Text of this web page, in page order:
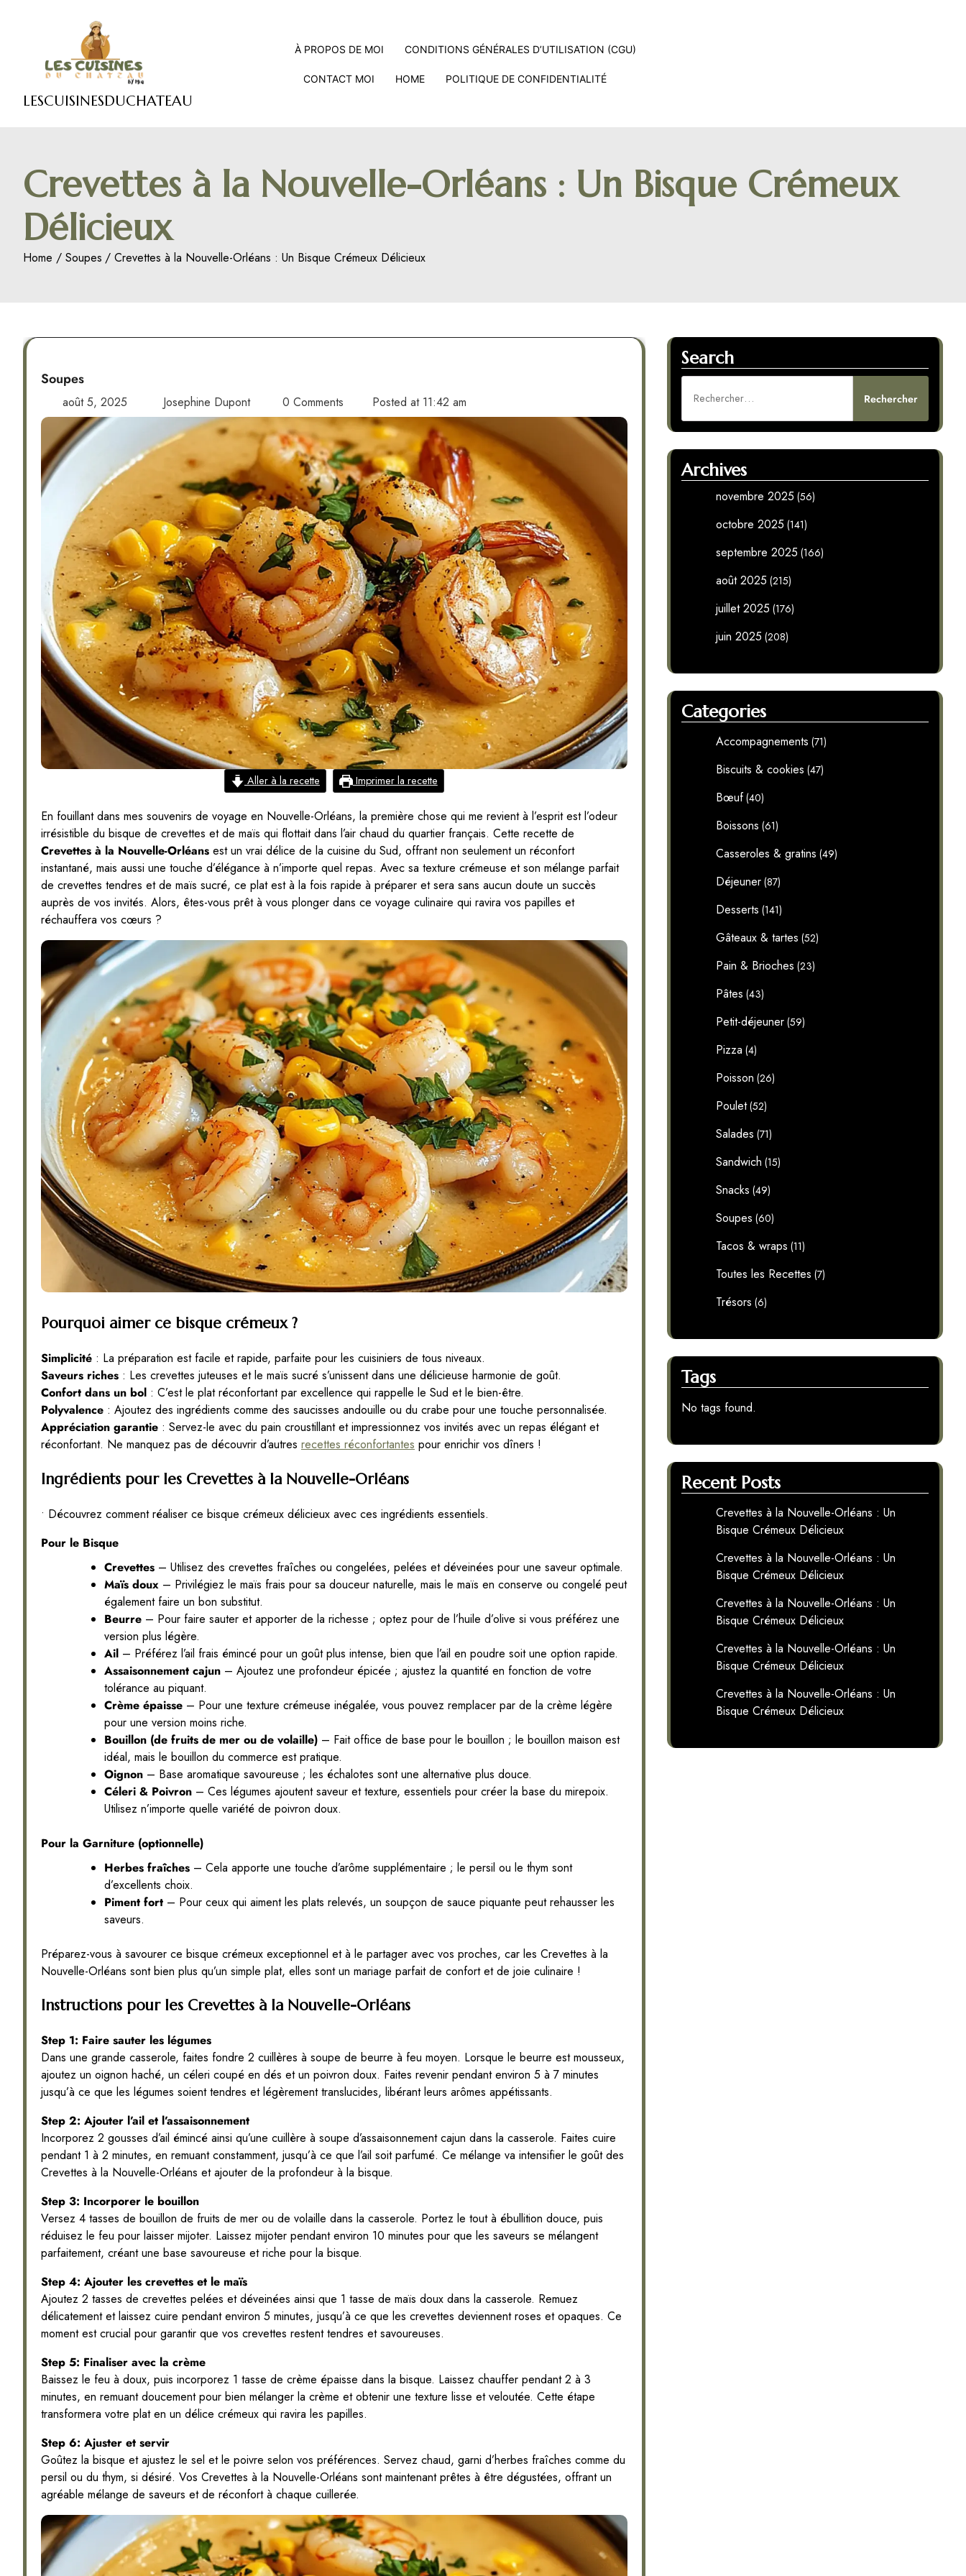
LESCUISINESDUCHATEAU
À PROPOS DE MOI CONDITIONS GÉNÉRALES D’UTILISATION (CGU)
CONTACT MOI HOME POLITIQUE DE CONFIDENTIALITÉ
Crevettes à la Nouvelle-Orléans : Un Bisque Crémeux
Délicieux
Home Soupes Crevettes à la Nouvelle-Orléans : Un Bisque Crémeux Délicieux
Soupes
août 5, 2025 Josephine Dupont 0 Comments Posted at 11:42 am
Aller à la recette Imprimer la recette
En fouillant dans mes souvenirs de voyage en Nouvelle-Orléans, la première chose qui me revient à l’esprit est l’odeur
irrésistible du bisque de crevettes et de maïs qui flottait dans l’air chaud du quartier français. Cette recette de
Crevettes à la Nouvelle-Orléans est un vrai délice de la cuisine du Sud, offrant non seulement un réconfort
instantané, mais aussi une touche d’élégance à n’importe quel repas. Avec sa texture crémeuse et son mélange parfait
de crevettes tendres et de maïs sucré, ce plat est à la fois rapide à préparer et sera sans aucun doute un succès
auprès de vos invités. Alors, êtes-vous prêt à vous plonger dans ce voyage culinaire qui ravira vos papilles et
réchauffera vos cœurs ?
Pourquoi aimer ce bisque crémeux ?
Simplicité : La préparation est facile et rapide, parfaite pour les cuisiniers de tous niveaux.
Saveurs riches : Les crevettes juteuses et le maïs sucré s’unissent dans une délicieuse harmonie de goût.
Confort dans un bol : C’est le plat réconfortant par excellence qui rappelle le Sud et le bien-être.
Polyvalence : Ajoutez des ingrédients comme des saucisses andouille ou du crabe pour une touche personnalisée.
Appréciation garantie : Servez-le avec du pain croustillant et impressionnez vos invités avec un repas élégant et
réconfortant. Ne manquez pas de découvrir d’autres recettes réconfortantes pour enrichir vos dîners !
Ingrédients pour les Crevettes à la Nouvelle-Orléans
• Découvrez comment réaliser ce bisque crémeux délicieux avec ces ingrédients essentiels.
Pour le Bisque
Crevettes – Utilisez des crevettes fraîches ou congelées, pelées et déveinées pour une saveur optimale.
Maïs doux – Privilégiez le maïs frais pour sa douceur naturelle, mais le maïs en conserve ou congelé peut
également faire un bon substitut.
Beurre – Pour faire sauter et apporter de la richesse ; optez pour de l’huile d’olive si vous préférez une
version plus légère.
Ail – Préférez l’ail frais émincé pour un goût plus intense, bien que l’ail en poudre soit une option rapide.
Assaisonnement cajun – Ajoutez une profondeur épicée ; ajustez la quantité en fonction de votre
tolérance au piquant.
Crème épaisse – Pour une texture crémeuse inégalée, vous pouvez remplacer par de la crème légère
pour une version moins riche.
Bouillon (de fruits de mer ou de volaille) – Fait office de base pour le bouillon ; le bouillon maison est
idéal, mais le bouillon du commerce est pratique.
Oignon – Base aromatique savoureuse ; les échalotes sont une alternative plus douce.
Céleri & Poivron – Ces légumes ajoutent saveur et texture, essentiels pour créer la base du mirepoix.
Utilisez n’importe quelle variété de poivron doux.
Pour la Garniture (optionnelle)
Herbes fraîches – Cela apporte une touche d’arôme supplémentaire ; le persil ou le thym sont
d’excellents choix.
Piment fort – Pour ceux qui aiment les plats relevés, un soupçon de sauce piquante peut rehausser les
saveurs.
Préparez-vous à savourer ce bisque crémeux exceptionnel et à le partager avec vos proches, car les Crevettes à la
Nouvelle-Orléans sont bien plus qu’un simple plat, elles sont un mariage parfait de confort et de joie culinaire !
Instructions pour les Crevettes à la Nouvelle-Orléans
Step 1: Faire sauter les légumes
Dans une grande casserole, faites fondre 2 cuillères à soupe de beurre à feu moyen. Lorsque le beurre est mousseux,
ajoutez un oignon haché, un céleri coupé en dés et un poivron doux. Faites revenir pendant environ 5 à 7 minutes
jusqu’à ce que les légumes soient tendres et légèrement translucides, libérant leurs arômes appétissants.
Step 2: Ajouter l’ail et l’assaisonnement
Incorporez 2 gousses d’ail émincé ainsi qu’une cuillère à soupe d’assaisonnement cajun dans la casserole. Faites cuire
pendant 1 à 2 minutes, en remuant constamment, jusqu’à ce que l’ail soit parfumé. Ce mélange va intensifier le goût des
Crevettes à la Nouvelle-Orléans et ajouter de la profondeur à la bisque.
Step 3: Incorporer le bouillon
Versez 4 tasses de bouillon de fruits de mer ou de volaille dans la casserole. Portez le tout à ébullition douce, puis
réduisez le feu pour laisser mijoter. Laissez mijoter pendant environ 10 minutes pour que les saveurs se mélangent
parfaitement, créant une base savoureuse et riche pour la bisque.
Step 4: Ajouter les crevettes et le maïs
Ajoutez 2 tasses de crevettes pelées et déveinées ainsi que 1 tasse de maïs doux dans la casserole. Remuez
délicatement et laissez cuire pendant environ 5 minutes, jusqu’à ce que les crevettes deviennent roses et opaques. Ce
moment est crucial pour garantir que vos crevettes restent tendres et savoureuses.
Step 5: Finaliser avec la crème
Baissez le feu à doux, puis incorporez 1 tasse de crème épaisse dans la bisque. Laissez chauffer pendant 2 à 3
minutes, en remuant doucement pour bien mélanger la crème et obtenir une texture lisse et veloutée. Cette étape
transformera votre plat en un délice crémeux qui ravira les papilles.
Step 6: Ajuster et servir
Goûtez la bisque et ajustez le sel et le poivre selon vos préférences. Servez chaud, garni d’herbes fraîches comme du
persil ou du thym, si désiré. Vos Crevettes à la Nouvelle-Orléans sont maintenant prêtes à être dégustées, offrant un
agréable mélange de saveurs et de réconfort à chaque cuillerée.
Search
Archives
novembre 2025 (56)
octobre 2025 (141)
septembre 2025 (166)
août 2025 (215)
juillet 2025 (176)
juin 2025 (208)
Categories
Accompagnements (71)
Biscuits & cookies (47)
Bœuf (40)
Boissons (61)
Casseroles & gratins (49)
Déjeuner (87)
Desserts (141)
Gâteaux & tartes (52)
Pain & Brioches (23)
Pâtes (43)
Petit-déjeuner (59)
Pizza (4)
Poisson (26)
Poulet(52)
Salades (71)
Sandwich (15)
Snacks (49)
Soupes (60)
Tacos & wraps (11)
Toutes les Recettes (7)
Trésors (6)
Tags
No tags found.
Recent Posts
Crevettes à la Nouvelle-Orléans : Un
Bisque Crémeux Délicieux
Crevettes à la Nouvelle-Orléans : Un
Bisque Crémeux Délicieux
Crevettes à la Nouvelle-Orléans : Un
Bisque Crémeux Délicieux
Crevettes à la Nouvelle-Orléans : Un
Bisque Crémeux Délicieux
Crevettes à la Nouvelle-Orléans : Un
Bisque Crémeux Délicieux